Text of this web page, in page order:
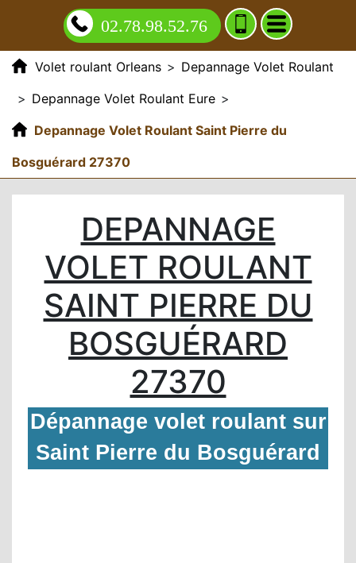
02.78.98.52.76
Volet roulant Orleans > Depannage Volet Roulant
> Depannage Volet Roulant Eure >
Depannage Volet Roulant Saint Pierre du
Bosguérard 27370
DEPANNAGE
VOLET ROULANT
SAINT PIERRE DU
BOSGUÉRARD
27370
Dépannage volet roulant sur
Saint Pierre du Bosguérard